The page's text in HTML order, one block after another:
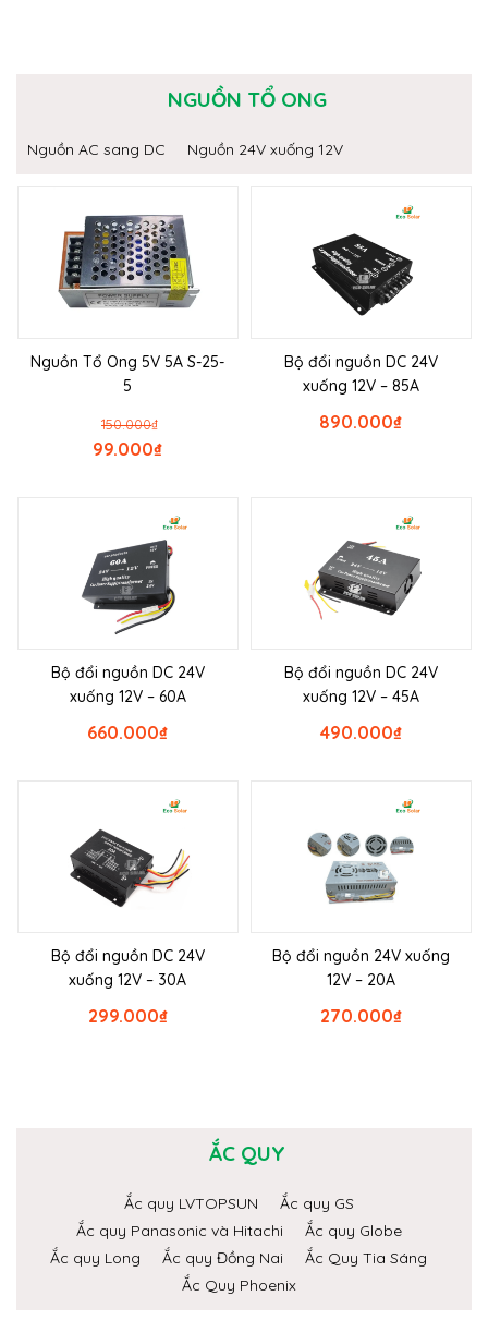
NGUỒN TỔ ONG
Nguồn AC sang DC Nguồn 24V xuống 12V
Nguồn Tổ Ong 5V 5A S-25-
5
₫
150.000
₫
99.000
Bộ đổi nguồn DC 24V
xuống 12V – 85A
₫
890.000
Bộ đổi nguồn DC 24V
xuống 12V – 60A
₫
660.000
Bộ đổi nguồn DC 24V
xuống 12V – 45A
₫
490.000
Bộ đổi nguồn DC 24V
xuống 12V – 30A
₫
299.000
Bộ đổi nguồn 24V xuống
12V – 20A
₫
270.000
ẮC QUY
Ắc quy LVTOPSUN
Ắc quy GS
Ắc quy Panasonic và Hitachi
Ắc quy Globe
Ắc quy Long
Ắc quy Đồng Nai
Ắc Quy Tia Sáng
Ắc Quy Phoenix